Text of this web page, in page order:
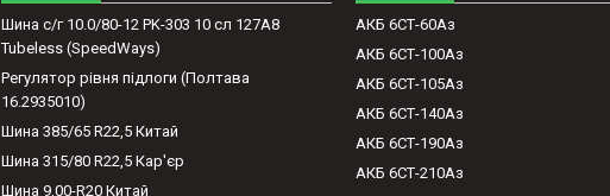
Шина с/г 10.0/80-12 PK-303 10 сл 127A8
Tubeless (SpeedWays)
Регулятор рівня підлоги (Полтава
16.2935010)
Шина 385/65 R22,5 Китай
Шина 315/80 R22,5 Кар'єр
Шина 9,00-R20 Китай
АКБ 6СТ-60Аз
АКБ 6СТ-100Аз
АКБ 6СТ-105Аз
АКБ 6СТ-140Аз
АКБ 6СТ-190Аз
АКБ 6СТ-210Аз